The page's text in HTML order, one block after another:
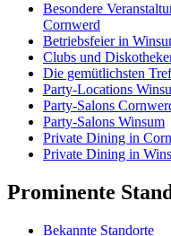
Besondere
Cornwerd
Betriebsfeier in
Clubs und
Die gemütlichsten
Party-Locations
Party-Salons
Party-Salons Winsum
Private Dining in
Private Dining in
Prominente
Bekannte Standorte